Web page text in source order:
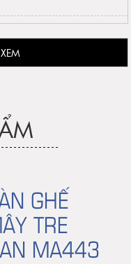
GHẾ
TRE
MA443